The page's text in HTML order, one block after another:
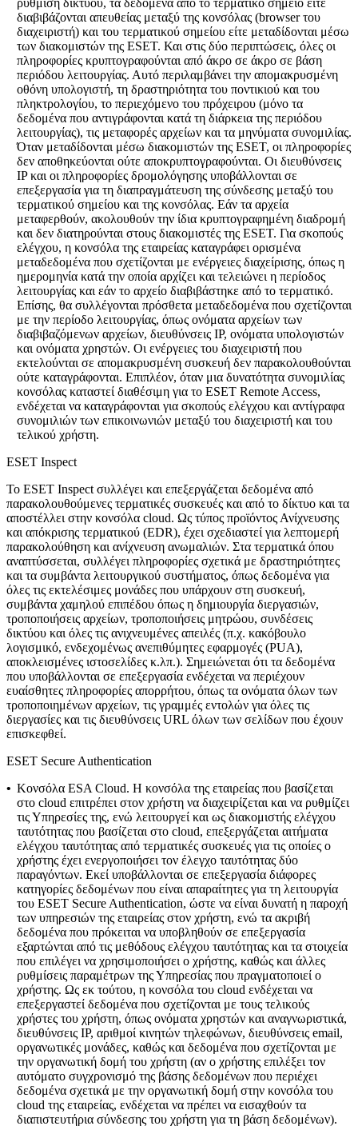
διαβιβάζονται απευθείας μεταξύ της κονσόλας (browser του
διαχειριστή) και του τερματικού σημείου είτε μεταδίδονται μέσω
των διακομιστών της ESET. Και στις δύο περιπτώσεις, όλες οι
πληροφορίες κρυπτογραφούνται από άκρο σε άκρο σε βάση
περιόδου λειτουργίας. Αυτό περιλαμβάνει την απομακρυσμένη
οθόνη υπολογιστή, τη δραστηριότητα του ποντικιού και του
πληκτρολογίου, το περιεχόμενο του πρόχειρου (μόνο τα
δεδομένα που αντιγράφονται κατά τη διάρκεια της περιόδου
λειτουργίας), τις μεταφορές αρχείων και τα μηνύματα συνομιλίας.
Όταν μεταδίδονται μέσω διακομιστών της ESET, οι πληροφορίες
δεν αποθηκεύονται ούτε αποκρυπτογραφούνται. Οι διευθύνσεις
IP και οι πληροφορίες δρομολόγησης υποβάλλονται σε
επεξεργασία για τη διαπραγμάτευση της σύνδεσης μεταξύ του
τερματικού σημείου και της κονσόλας. Εάν τα αρχεία
μεταφερθούν, ακολουθούν την ίδια κρυπτογραφημένη διαδρομή
και δεν διατηρούνται στους διακομιστές της ESET. Για σκοπούς
ελέγχου, η κονσόλα της εταιρείας καταγράφει ορισμένα
μεταδεδομένα που σχετίζονται με ενέργειες διαχείρισης, όπως η
ημερομηνία κατά την οποία αρχίζει και τελειώνει η περίοδος
λειτουργίας και εάν το αρχείο διαβιβάστηκε από το τερματικό.
Επίσης, θα συλλέγονται πρόσθετα μεταδεδομένα που σχετίζονται
με την περίοδο λειτουργίας, όπως ονόματα αρχείων των
διαβιβαζόμενων αρχείων, διευθύνσεις IP, ονόματα υπολογιστών
και ονόματα χρηστών. Οι ενέργειες του διαχειριστή που
εκτελούνται σε απομακρυσμένη συσκευή δεν παρακολουθούνται
ούτε καταγράφονται. Επιπλέον, όταν μια δυνατότητα συνομιλίας
κονσόλας καταστεί διαθέσιμη για το ESET Remote Access,
ενδέχεται να καταγράφονται για σκοπούς ελέγχου και αντίγραφα
συνομιλιών των επικοινωνιών μεταξύ του διαχειριστή και του
τελικού χρήστη.
ESET Inspect
Το ESET Inspect συλλέγει και επεξεργάζεται δεδομένα από
παρακολουθούμενες τερματικές συσκευές και από το δίκτυο και τα
αποστέλλει στην κονσόλα cloud. Ως τύπος προϊόντος Ανίχνευσης
και απόκρισης τερματικού (EDR), έχει σχεδιαστεί για λεπτομερή
παρακολούθηση και ανίχνευση ανωμαλιών. Στα τερματικά όπου
αναπτύσσεται, συλλέγει πληροφορίες σχετικά με δραστηριότητες
και τα συμβάντα λειτουργικού συστήματος, όπως δεδομένα για
όλες τις εκτελέσιμες μονάδες που υπάρχουν στη συσκευή,
συμβάντα χαμηλού επιπέδου όπως η δημιουργία διεργασιών,
τροποποιήσεις αρχείων, τροποποιήσεις μητρώου, συνδέσεις
δικτύου και όλες τις ανιχνευμένες απειλές (π.χ. κακόβουλο
λογισμικό, ενδεχομένως ανεπιθύμητες εφαρμογές (PUA),
αποκλεισμένες ιστοσελίδες κ.λπ.). Σημειώνεται ότι τα δεδομένα
που υποβάλλονται σε επεξεργασία ενδέχεται να περιέχουν
ευαίσθητες πληροφορίες απορρήτου, όπως τα ονόματα όλων των
τροποποιημένων αρχείων, τις γραμμές εντολών για όλες τις
διεργασίες και τις διευθύνσεις URL όλων των σελίδων που έχουν
επισκεφθεί.
ESET Secure Authentication
• Κονσόλα ESA Cloud. Η κονσόλα της εταιρείας που βασίζεται
στο cloud επιτρέπει στον χρήστη να διαχειρίζεται και να ρυθμίζει
τις Υπηρεσίες της, ενώ λειτουργεί και ως διακομιστής ελέγχου
ταυτότητας που βασίζεται στο cloud, επεξεργάζεται αιτήματα
ελέγχου ταυτότητας από τερματικές συσκευές για τις οποίες ο
χρήστης έχει ενεργοποιήσει τον έλεγχο ταυτότητας δύο
παραγόντων. Εκεί υποβάλλονται σε επεξεργασία διάφορες
κατηγορίες δεδομένων που είναι απαραίτητες για τη λειτουργία
του ESET Secure Authentication, ώστε να είναι δυνατή η παροχή
των υπηρεσιών της εταιρείας στον χρήστη, ενώ τα ακριβή
δεδομένα που πρόκειται να υποβληθούν σε επεξεργασία
εξαρτώνται από τις μεθόδους ελέγχου ταυτότητας και τα στοιχεία
που επιλέγει να χρησιμοποιήσει ο χρήστης, καθώς και άλλες
ρυθμίσεις παραμέτρων της Υπηρεσίας που πραγματοποιεί ο
χρήστης. Ως εκ τούτου, η κονσόλα του cloud ενδέχεται να
επεξεργαστεί δεδομένα που σχετίζονται με τους τελικούς
χρήστες του χρήστη, όπως ονόματα χρηστών και αναγνωριστικά,
διευθύνσεις IP, αριθμοί κινητών τηλεφώνων, διευθύνσεις email,
οργανωτικές μονάδες, καθώς και δεδομένα που σχετίζονται με
την οργανωτική δομή του χρήστη (αν ο χρήστης επιλέξει τον
αυτόματο συγχρονισμό της βάσης δεδομένων που περιέχει
δεδομένα σχετικά με την οργανωτική δομή στην κονσόλα του
cloud της εταιρείας, ενδέχεται να πρέπει να εισαχθούν τα
διαπιστευτήρια σύνδεσης του χρήστη για τη βάση δεδομένων).